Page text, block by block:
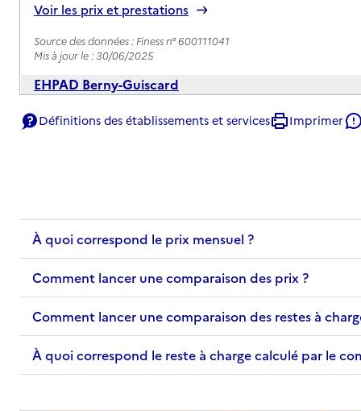
Voir les prix et prestations
Source des données : Finess n° 600111041
Mis à jour le : 30/06/2025
EHPAD Berny-Guiscard
Adresse
48 rue du Château
Rapport HAS
Voir les prix et prestations
Source des données : Finess n° 600100622
Mis à jour le : 08/09/2024
EHPAD de l'hôpital local
Adresse
18 place de l'Hôtel de Ville
60360-Crèvecœur-le-Grand
Définitions des établissements et services Imprimer
À quoi correspond le prix mensuel ?
Comment lancer une comparaison des prix ?
Comment lancer une comparaison des restes à
À quoi correspond le reste à charge calculé par le